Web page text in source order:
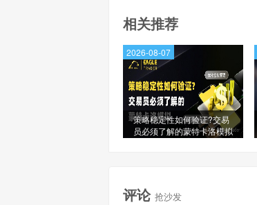
相关推荐
策略稳定性如何验证?交易
员必须了解的蒙特卡洛模拟
2026-08-07
评论 抢沙发